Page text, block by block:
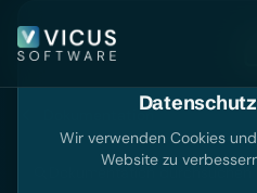
Dokumentation
Dokumentation durchsuchen
Wir verwenden Cookies
Website zu